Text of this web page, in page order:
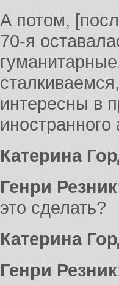
А потом,
70-я
интересны в
иностранного
Катерина
Генри
это сделать?
Катерина
Генри